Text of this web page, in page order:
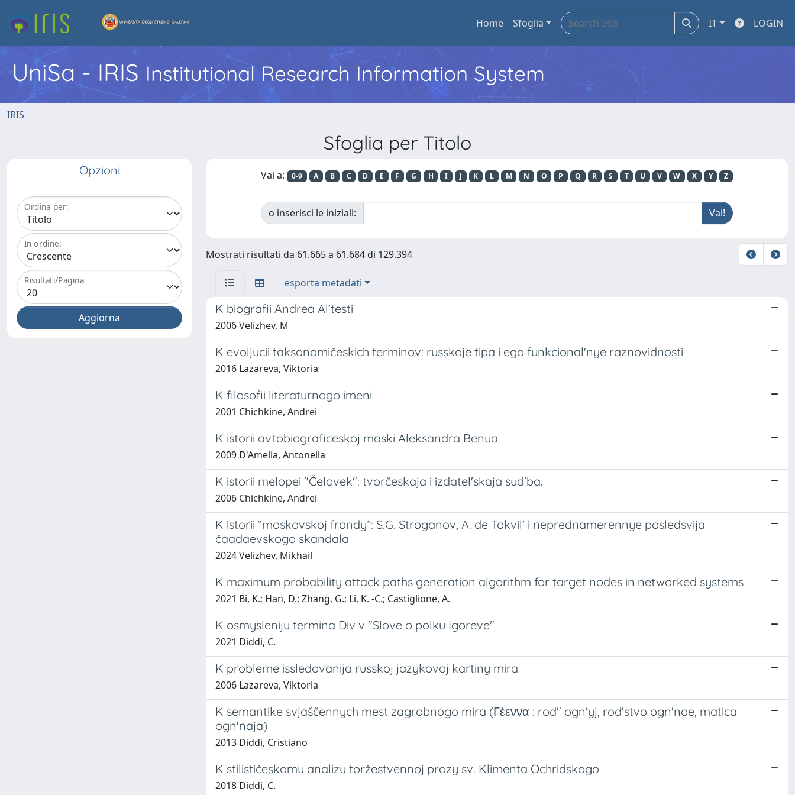
Home Sfoglia IT LOGIN
UniSa - IRIS Institutional Research Information System
IRIS
Sfoglia per Titolo
Opzioni
Ordina per:
In ordine:
Risultati/Pagina
Vai a: 0-9 A B C D E F G H I J K L M N O P Q R S T U V W X Y Z
o inserisci le iniziali:
Mostrati risultati da 61.665 a 61.684 di 129.394
esporta metadati
K biografii Andrea Al’testi
2006 Velizhev, M
K evoljucii taksonomičeskich terminov: russkoje tipa i ego funkcional'nye raznovidnosti
2016 Lazareva, Viktoria
K filosofii literaturnogo imeni
2001 Chichkine, Andrei
K istorii avtobiograficeskoj maski Aleksandra Benua
2009 D'Amelia, Antonella
K istorii melopei "Čelovek": tvorčeskaja i izdatel'skaja sud'ba.
2006 Chichkine, Andrei
K istorii “moskovskoj frondy”: S.G. Stroganov, A. de Tokvil’ i neprednamerennye posledsvija
čaadaevskogo skandala
2024 Velizhev, Mikhail
K maximum probability attack paths generation algorithm for target nodes in networked systems
2021 Bi, K.; Han, D.; Zhang, G.; Li, K. -C.; Castiglione, A.
K osmysleniju termina Div v "Slove o polku Igoreve"
2021 Diddi, C.
K probleme issledovanija russkoj jazykovoj kartiny mira
2006 Lazareva, Viktoria
K semantike svjaščennych mest zagrobnogo mira (Γέεννα : rod" ogn'yj, rod'stvo ogn'noe, matica
ogn'naja)
2013 Diddi, Cristiano
K stilističeskomu analizu toržestvennoj prozy sv. Klimenta Ochridskogo
2018 Diddi, C.